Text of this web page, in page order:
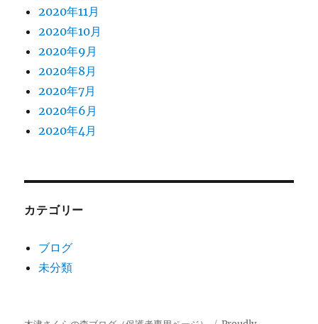
2020年11月
2020年10月
2020年9月
2020年8月
2020年7月
2020年6月
2020年4月
カテゴリー
ブログ
未分類